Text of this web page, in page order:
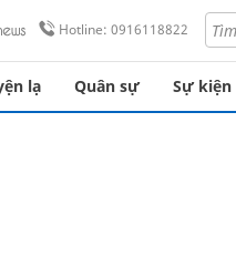
Hotline: 0916118822
lạ Quân sự Sự kiện